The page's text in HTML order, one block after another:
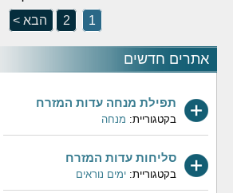
אתרים חדשים
תפילת מנחה עדות המזרח
בקטגוריית: מנחה
סליחות עדות המזרח
בקטגוריית: ימים נוראים
1
2 הבא >